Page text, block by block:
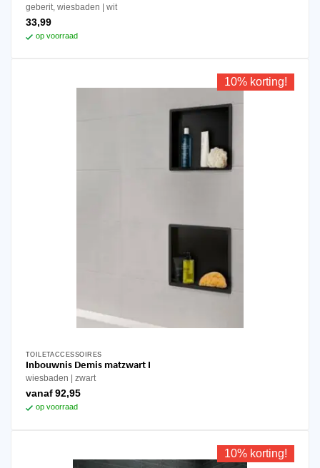
geberit, wiesbaden wit
33,99
op voorraad
10% korting!
TOILETACCESSOIRES
Inbouwnis Demis matzwart I
wiesbaden zwart
vanaf 92,95
op voorraad
Dit
product
meerdere
10% korting!